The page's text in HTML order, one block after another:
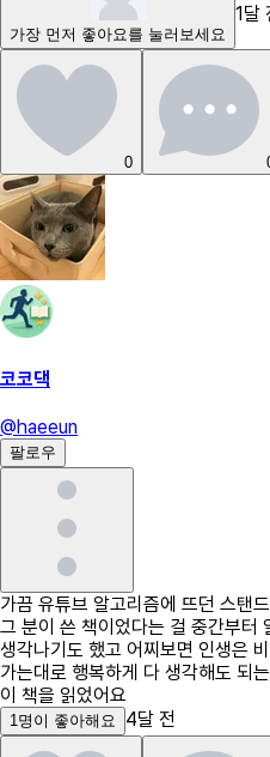
가장 먼저 좋아요 를 눌러보세요
1달
0
코코댁
@haeeun
팔로우
가끔 유튜브 알고리즘에 뜨던 스탠
그 분이 쓴 책이었다는 걸 중간부터
생각나기도 했고 어찌보면 인생은
가는대로 행복하게 다 생각해도 되
이 책을 읽었어요
1명 이 좋아해요 4달 전